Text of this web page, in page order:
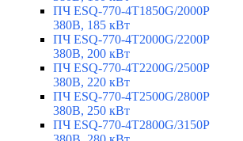
ПЧ ESQ-770-4T1850G/2000P
380В, 185 кВт
ПЧ ESQ-770-4T2000G/2200P
380В, 200 кВт
ПЧ ESQ-770-4T2200G/2500P
380В, 220 кВт
ПЧ ESQ-770-4T2500G/2800P
380В, 250 кВт
ПЧ ESQ-770-4T2800G/3150P